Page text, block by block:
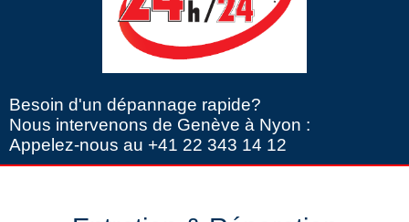
Besoin d'un dépannage rapide?
Nous intervenons de Genève à Nyon :
Appelez-nous au +41 22 343 14 12